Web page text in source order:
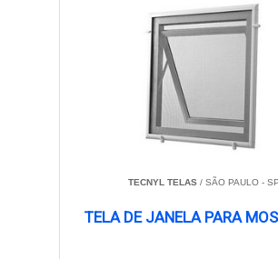
TECNYL TELAS/ SÃO PAULO - SP
TELA DE JANELA PARA